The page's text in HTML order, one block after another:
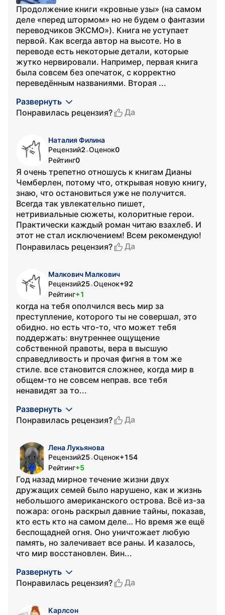
Продолжение книги «кровные узы» (на самом
деле «перед штормом» но не будем о фантазии
переводчиков ЭКСМО»). Книга не уступает
первой. Как всегда автор на высоте. Но в
переводе есть некоторые детали, которые
жутко нервировали. Например, первая книга
была совсем без опечаток, с корректно
переведённым названиями. Вторая ...
Развернуть
Понравилась рецензия?
Да
Наталия Филина
Рецензий2•Оценок0
Рейтинг0
Я очень трепетно отношусь к книгам Дианы
Чемберлен, потому что, открывая новую книгу,
знаю, что остановиться уже не получится.
Всегда так увлекательно пишет,
нетривиальные сюжеты, колоритные герои.
Практически каждый роман читаю взахлеб. И
этот не стал исключением! Всем рекомендую!
Понравилась рецензия?
Да
Малкович Малкович
Рецензий25•Оценок+92
Рейтинг+1
когда на тебя ополчился весь мир за
преступление, которого ты не совершал, это
обидно. но есть что-то, что может тебя
поддержать: внутреннее ощущение
собственной правоты, вера в высшую
справедливость и прочая фигня в том же
стиле. все становится сложнее, когда мир в
общем-то не совсем неправ. все тебя
ненавидят за то...
Развернуть
Понравилась рецензия?
Да
Лена Лукьянова
Рецензий25•Оценок+154
Рейтинг+5
Год назад мирное течение жизни двух
дружащих семей было нарушено, как и жизнь
небольшого американского острова. Всё из-за
пожара: огонь раскрыл давние тайны, показав,
кто есть кто на самом деле… Но время же ещё
беспощадней огня. Оно уничтожает любую
память, но залечивает все раны. И казалось,
что мир восстановлен. Вин...
Развернуть
Понравилась рецензия?
Да
Карлсон